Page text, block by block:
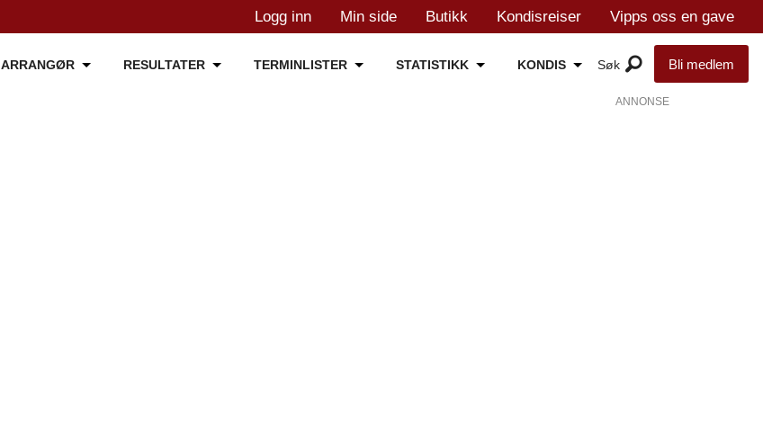
Logg inn Min side Butikk Kondisreiser Vipps oss en gave
ARRANGØR RESULTATER TERMINLISTER STATISTIKK KONDIS Bli medlem
ANNONSE